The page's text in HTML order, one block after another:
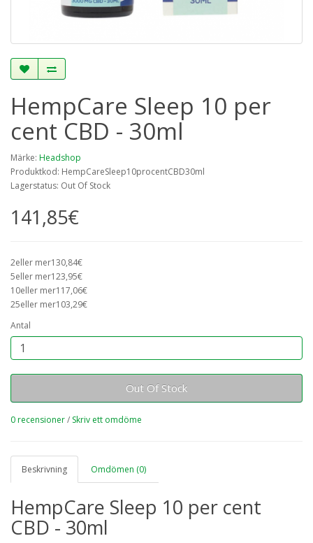
HempCare Sleep 10 per
cent CBD - 30ml
Märke: Headshop
Produktkod: HempCareSleep10procentCBD30ml
Lagerstatus: Out Of Stock
141,85€
2eller mer130,84€
5eller mer123,95€
10eller mer117,06€
25eller mer103,29€
Antal
Out Of Stock
0 recensioner/ Skriv ett omdöme
Beskrivning Omdömen (0)
HempCare Sleep 10 per cent
CBD - 30ml